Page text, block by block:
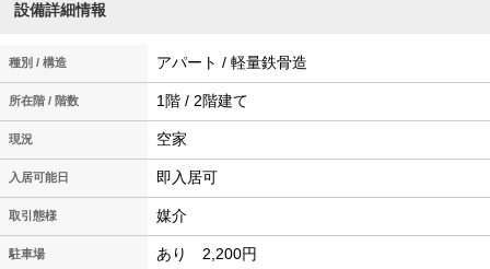
設備詳細情報
種別 / 構造 アパート / 軽量鉄骨造
所在階 / 階数 1階 / 2階建て
現況 空家
入居可能日 即入居可
取引態様 媒介
駐車場 あり 2,200円